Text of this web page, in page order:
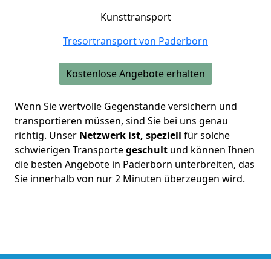
Kunsttransport
Tresortransport von Paderborn
Kostenlose Angebote erhalten
Wenn Sie wertvolle Gegenstände versichern und
transportieren müssen, sind Sie bei uns genau
richtig. Unser Netzwerk ist, speziell für solche
schwierigen Transportegeschult und können Ihnen
die besten Angebote in Paderborn unterbreiten, das
Sie innerhalb von nur 2 Minuten überzeugen wird.